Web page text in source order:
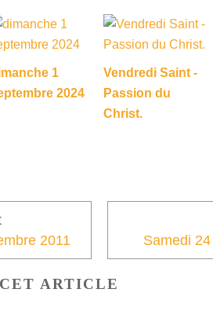
1
2024
Vendredi Saint -
Passion du
Christ.
2011 Samedi
ARTICLE